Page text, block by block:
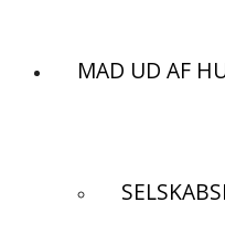
MAD UD AF